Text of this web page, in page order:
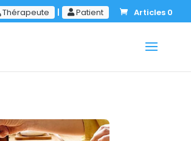
Thérapeute | Patient Articles 0